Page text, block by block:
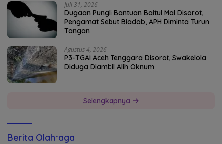
Juli 31, 2026
Dugaan Pungli Bantuan Baitul Mal Disorot,
Pengamat Sebut Biadab, APH Diminta Turun
Tangan
Agustus 4, 2026
P3-TGAI Aceh Tenggara Disorot, Swakelola
Diduga Diambil Alih Oknum
Selengkapnya
Berita Olahraga